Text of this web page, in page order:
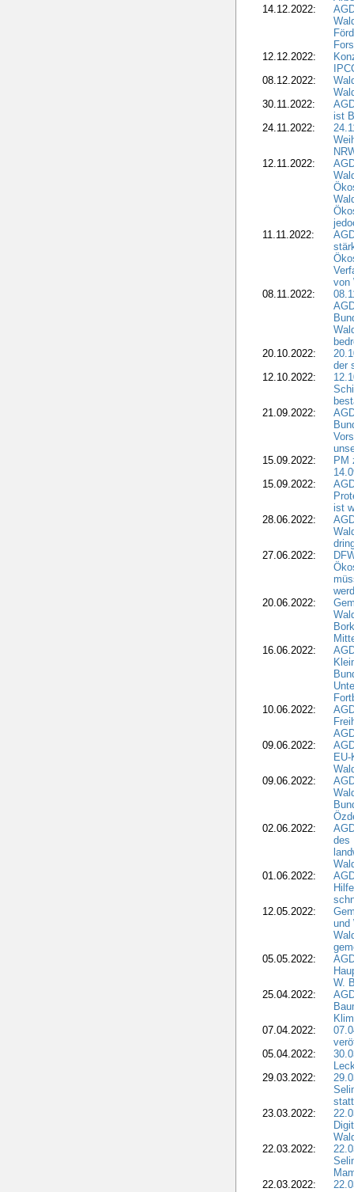
14.12.2022:
12.12.2022:
08.12.2022:
30.11.2022:
ist
24.11.2022:
12.11.2022:
11.11.2022:
von
08.11.2022:
20.10.2022:
der
12.10.2022:
21.09.2022:
15.09.2022:
PM
15.09.2022:
ist
28.06.2022:
27.06.2022:
20.06.2022:
16.06.2022:
10.06.2022:
09.06.2022:
09.06.2022:
02.06.2022:
des
01.06.2022:
12.05.2022:
und
05.05.2022:
W.
25.04.2022:
07.04.2022:
05.04.2022:
29.03.2022:
23.03.2022:
22.03.2022:
22.03.2022: